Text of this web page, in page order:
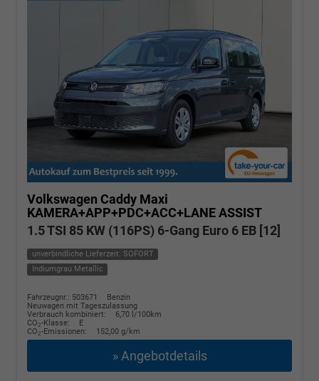
Volkswagen Caddy Maxi
KAMERA+APP+PDC+ACC+LANE ASSIST
1.5 TSI 85 KW (116PS) 6-Gang Euro 6 EB [12]
unverbindliche Lieferzeit: SOFORT
Indiumgrau Metallic
Fahrzeugnr.: 503671
Benzin
Neuwagen mit Tageszulassung
Verbrauch kombiniert:
6,70 l/100km
CO2-Klasse:
E
CO2-Emissionen: 152,00 g/km
» Angebotdetails